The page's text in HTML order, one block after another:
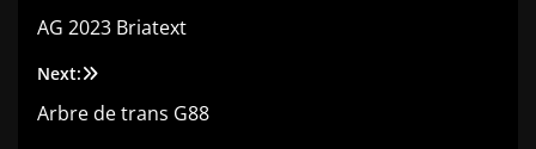
de
l’article
AG 2023 Briatext
Next:
Arbre de trans G88